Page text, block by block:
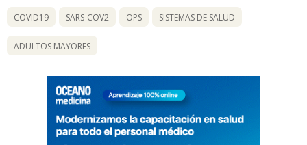
COVID19 SARS-COV2 OPS SISTEMAS DE SALUD
ADULTOS MAYORES